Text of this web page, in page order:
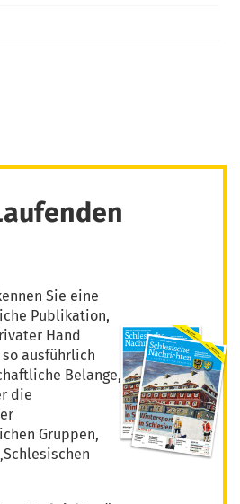
Sie eine
Publikation,
Hand
ausführlich
Belange,
die
Gruppen,